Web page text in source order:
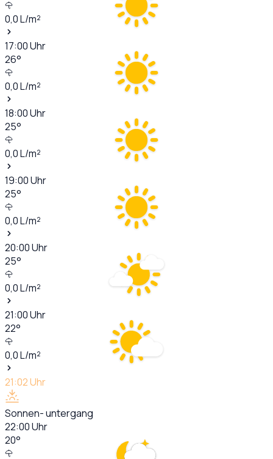
0,0L/m²
17:00Uhr
26°
0,0L/m²
18:00Uhr
25°
0,0L/m²
19:00Uhr
25°
0,0L/m²
20:00Uhr
25°
0,0L/m²
21:00Uhr
22°
0,0L/m²
21:02Uhr
Sonnen- untergang
22:00Uhr
20°